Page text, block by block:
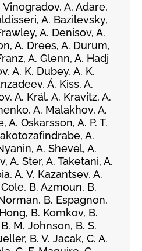
Vinogradov, A. Adare,
A. Bazilevsky,
A. Denisov, A.
A. Drees, A. Durum,
A. Glenn, A. Hadj
A. K. Dubey, A. K.
Á. Kiss, A.
A. Král, A. Kravitz, A.
A. Malakhov, A.
A. Oskarsson, A. P. T.
A.
A. Shevel, A.
A. Ster, A. Taketani, A.
A. V. Kazantsev, A.
B. Azmoun, B.
B. Espagnon,
B. Komkov, B.
M. Johnson, B. S.
B. V. Jacak, C. A.